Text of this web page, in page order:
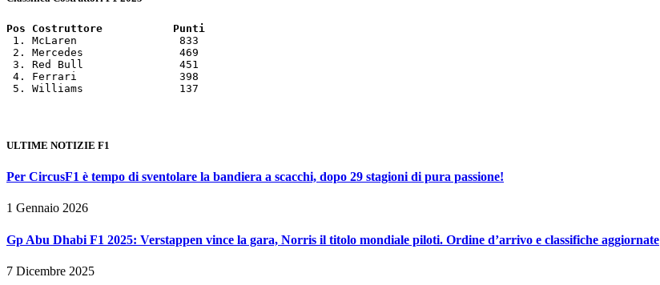
Pos Costruttore           Punti
1. McLaren                833
2. Mercedes               469
3. Red Bull               451
4. Ferrari                398
5. Williams               137
ULTIME NOTIZIE F1
Per CircusF1 è tempo di sventolare la bandiera a scacchi, dopo 29 stagioni di pura passione!
1 Gennaio 2026
Gp Abu Dhabi F1 2025: Verstappen vince la gara, Norris il titolo mondiale piloti. Ordine d’arrivo e classifiche aggiornate
7 Dicembre 2025